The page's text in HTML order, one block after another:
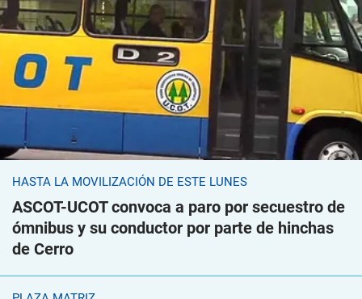
HASTA LA MOVILIZACIÓN DE ESTE LUNES
ASCOT-UCOT convoca a paro por secuestro de
ómnibus y su conductor por parte de hinchas
de Cerro